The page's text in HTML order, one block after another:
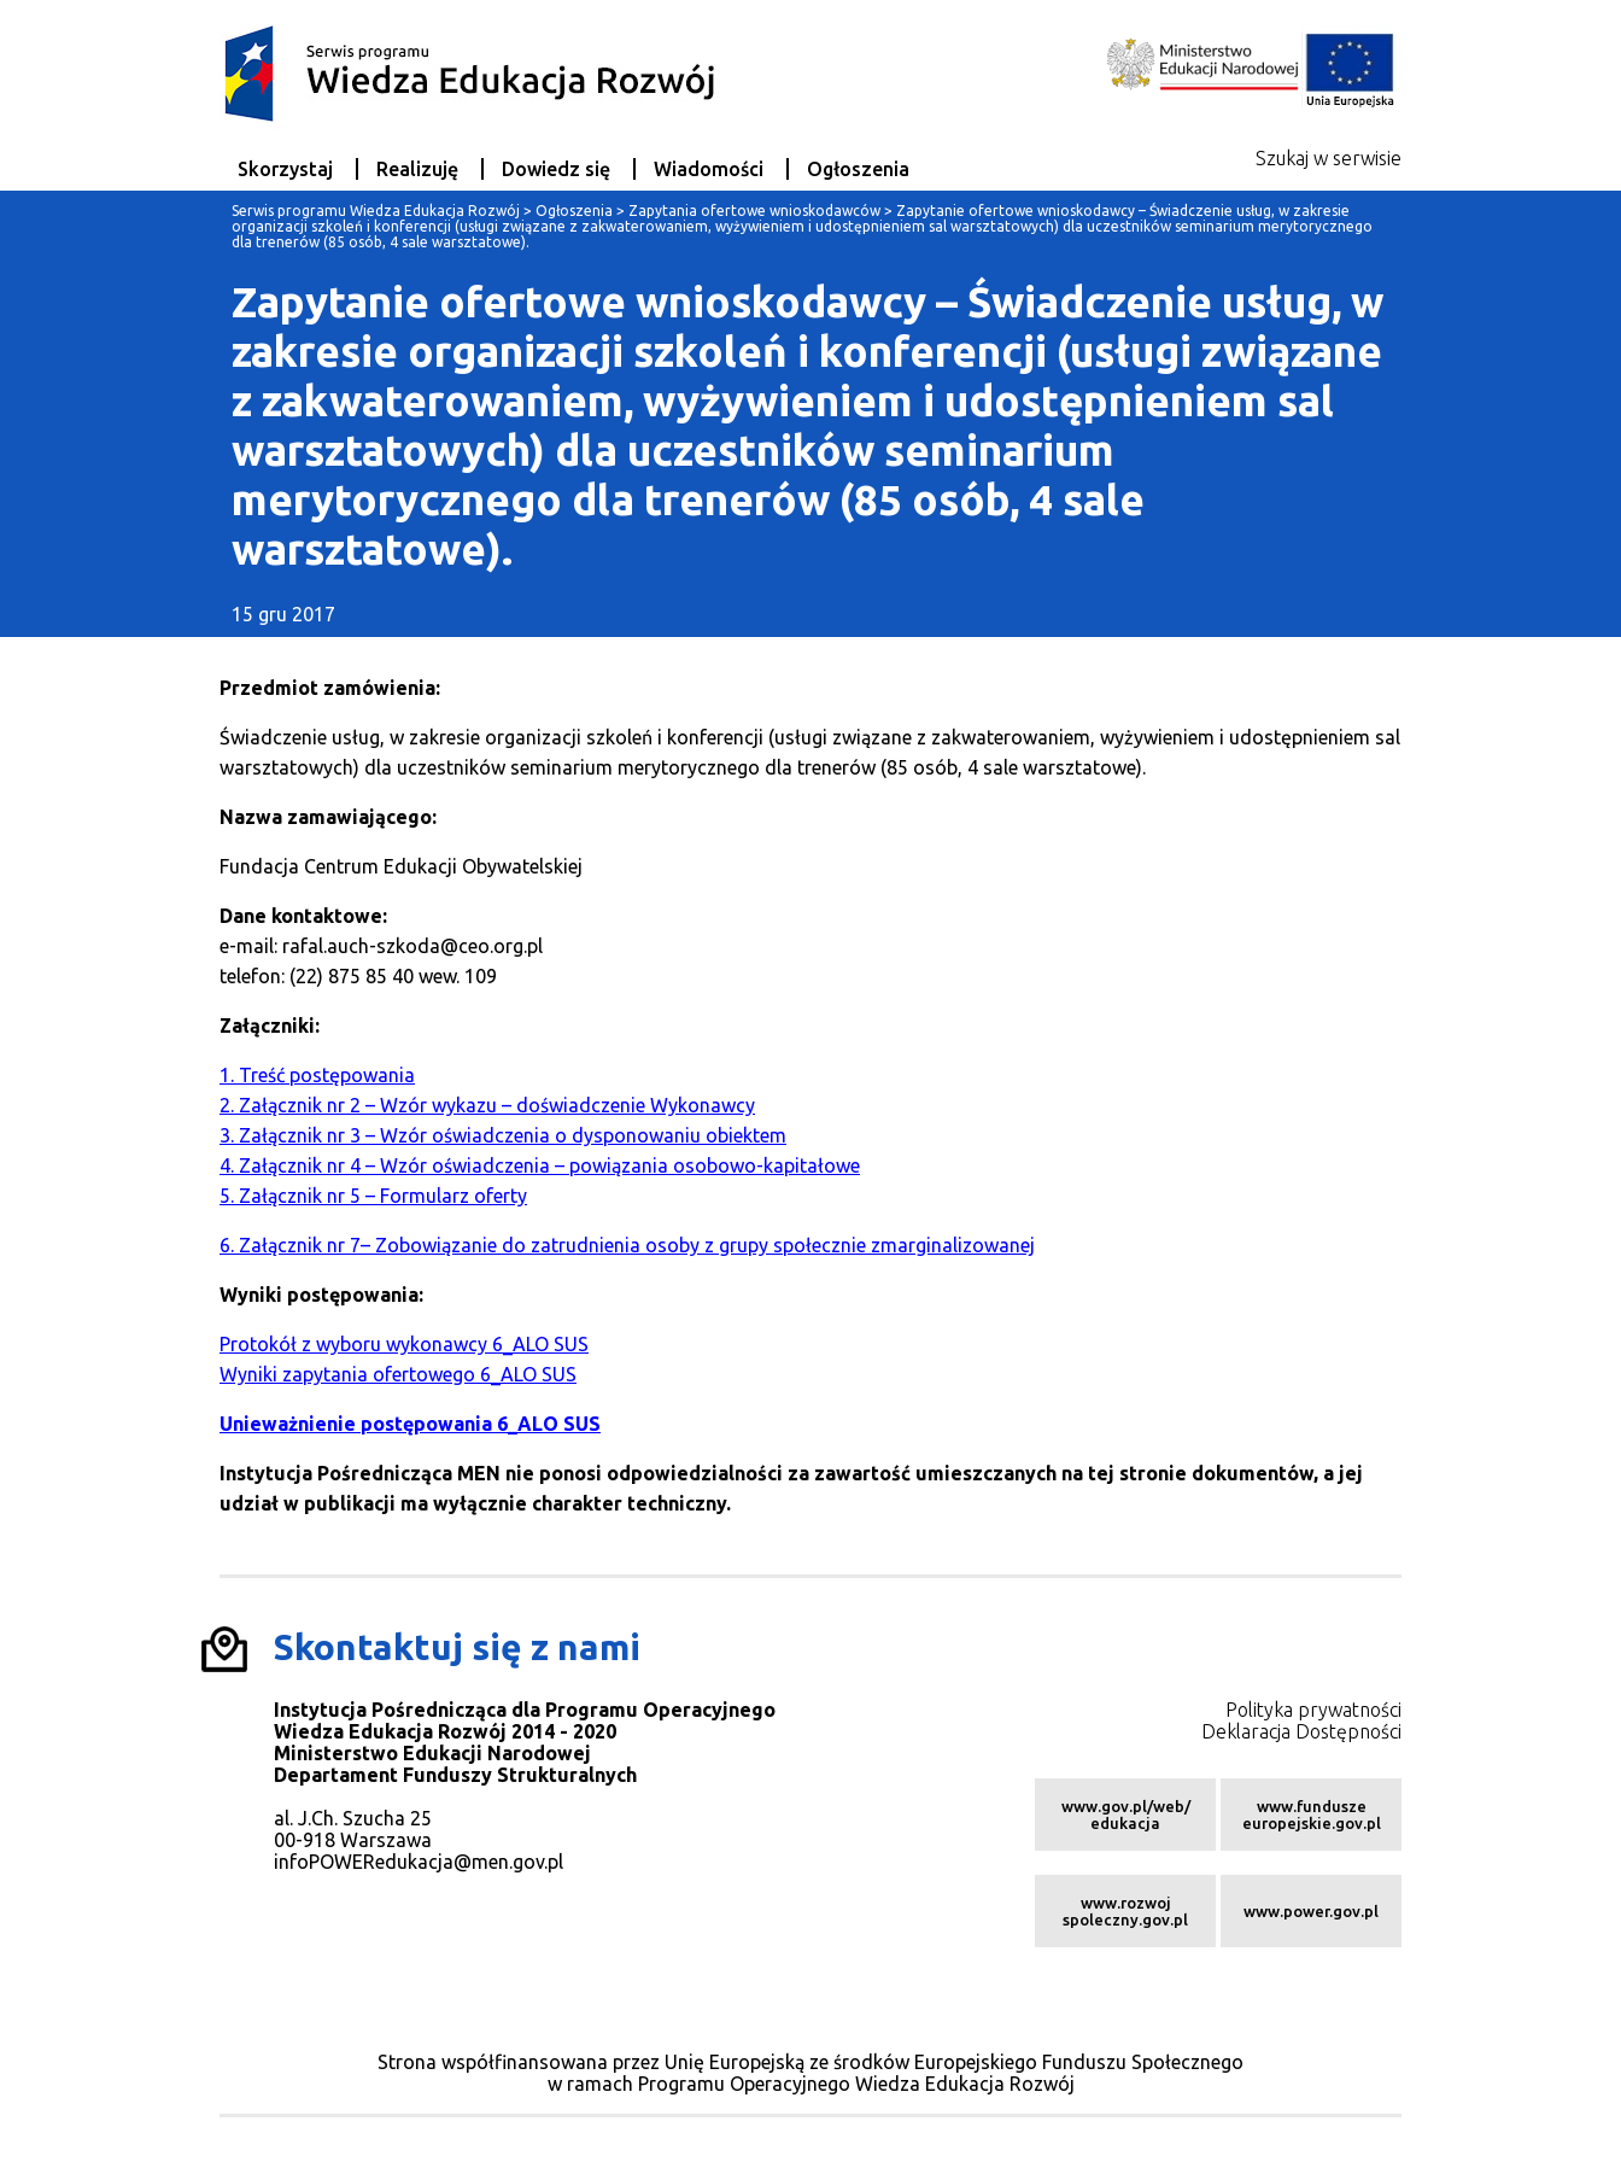
Skorzystaj Realizuję Dowiedz się Wiadomości Ogłoszenia Szukaj w serwisie
Serwis programu Wiedza Edukacja Rozwój > Ogłoszenia > Zapytania ofertowe wnioskodawców > Zapytanie ofertowe wnioskodawcy – Świadczenie usług, w zakresie
organizacji szkoleń i konferencji (usługi związane z zakwaterowaniem, wyżywieniem i udostępnieniem sal warsztatowych) dla uczestników seminarium merytorycznego
dla trenerów (85 osób, 4 sale warsztatowe).
Zapytanie ofertowe wnioskodawcy – Świadczenie usług, w
zakresie organizacji szkoleń i konferencji (usługi związane
z zakwaterowaniem, wyżywieniem i udostępnieniem sal
warsztatowych) dla uczestników seminarium
merytorycznego dla trenerów (85 osób, 4 sale
warsztatowe).
15 gru 2017
Przedmiot zamówienia:
Świadczenie usług, w zakresie organizacji szkoleń i konferencji (usługi związane z zakwaterowaniem, wyżywieniem i udostępnieniem sal
warsztatowych) dla uczestników seminarium merytorycznego dla trenerów (85 osób, 4 sale warsztatowe).
Nazwa zamawiającego:
Fundacja Centrum Edukacji Obywatelskiej
Dane kontaktowe:
e-mail: rafal.auch-szkoda@ceo.org.pl
telefon: (22) 875 85 40 wew. 109
Załączniki:
1. Treść postępowania
2. Załącznik nr 2 – Wzór wykazu – doświadczenie Wykonawcy
3. Załącznik nr 3 – Wzór oświadczenia o dysponowaniu obiektem
4. Załącznik nr 4 – Wzór oświadczenia – powiązania osobowo-kapitałowe
5. Załącznik nr 5 – Formularz oferty
6. Załącznik nr 7– Zobowiązanie do zatrudnienia osoby z grupy społecznie zmarginalizowanej
Wyniki postępowania:
Protokół z wyboru wykonawcy 6_ALO SUS
Wyniki zapytania ofertowego 6_ALO SUS
Unieważnienie postępowania 6_ALO SUS
Instytucja Pośrednicząca MEN nie ponosi odpowiedzialności za zawartość umieszczanych na tej stronie dokumentów, a jej
udział w publikacji ma wyłącznie charakter techniczny.
Skontaktuj się z nami
Instytucja Pośrednicząca dla Programu Operacyjnego
Wiedza Edukacja Rozwój 2014 - 2020
Ministerstwo Edukacji Narodowej
Departament Funduszy Strukturalnych
al. J.Ch. Szucha 25
00-918 Warszawa
infoPOWERedukacja@men.gov.pl
Polityka prywatności
Deklaracja Dostępności
www.gov.pl/web/
edukacja
www.fundusze
europejskie.gov.pl
www.rozwoj
spoleczny.gov.pl
www.power.gov.pl
Strona współfinansowana przez Unię Europejską ze środków Europejskiego Funduszu Społecznego
w ramach Programu Operacyjnego Wiedza Edukacja Rozwój